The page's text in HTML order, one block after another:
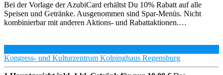
Bei der Vorlage der AzubiCard erhältst Du 10% Rabatt auf alle
Speisen und Getränke. Ausgenommen sind Spar-Menüs. Nicht
kombinierbar mit anderen Aktions- und Rabattaktionen.…
Kongress- und Kulturzentrum Kolpinghaus Regensburg